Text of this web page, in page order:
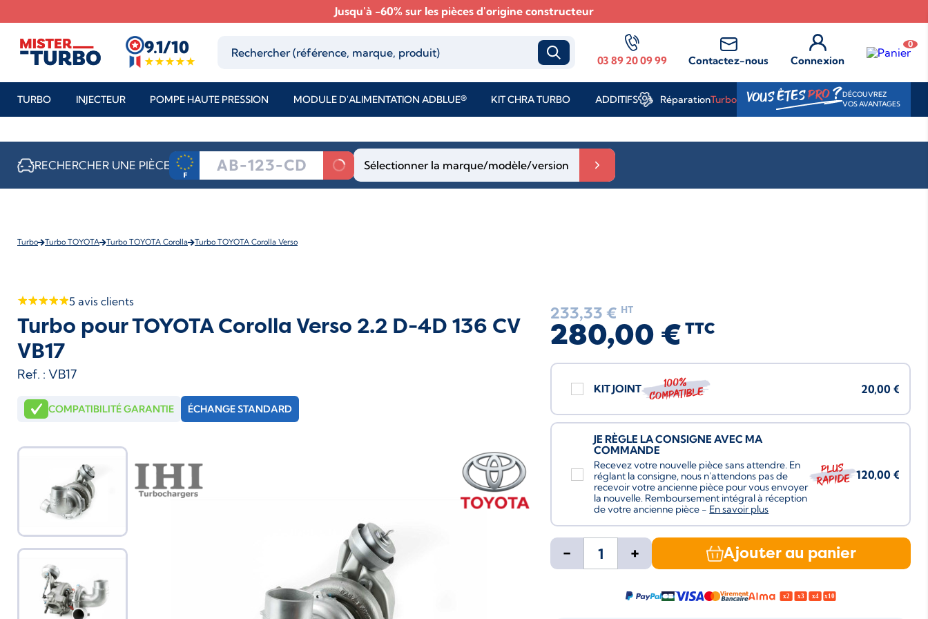
Jusqu'à -60% sur les pièces d'origine constructeur
9.1/10
03 89 20 09 99 Contactez-nous Connexion
0
TURBO INJECTEUR POMPE HAUTE PRESSION MODULE D'ALIMENTATION ADBLUE® KIT CHRA TURBO ADDITIFS RéparationTurbo VOUS ÊTESPRO?DÉCOUVREZ
VOS AVANTAGES
RECHERCHER UNE PIÈCE Sélectionner la marque/modèle/version
Turbo Turbo TOYOTA Turbo TOYOTA Corolla Turbo TOYOTA Corolla Verso
5 avis clients
Turbo pour TOYOTA Corolla Verso 2.2 D-4D 136 CV
VB17
Ref. : VB17
COMPATIBILITÉ GARANTIE ÉCHANGE STANDARD
233,33 € HT
280,00 € TTC
KIT JOINT 100%
compatible 20,00 €
JE RÈGLE LA CONSIGNE AVEC MA
COMMANDE
Recevez votre nouvelle pièce sans attendre. En
réglant la consigne, nous n'attendons pas de
recevoir votre ancienne pièce pour vous envoyer
la nouvelle. Remboursement intégral à réception
de votre ancienne pièce - En savoir plus
Plus
rapide 120,00 €
- + Ajouter au panier